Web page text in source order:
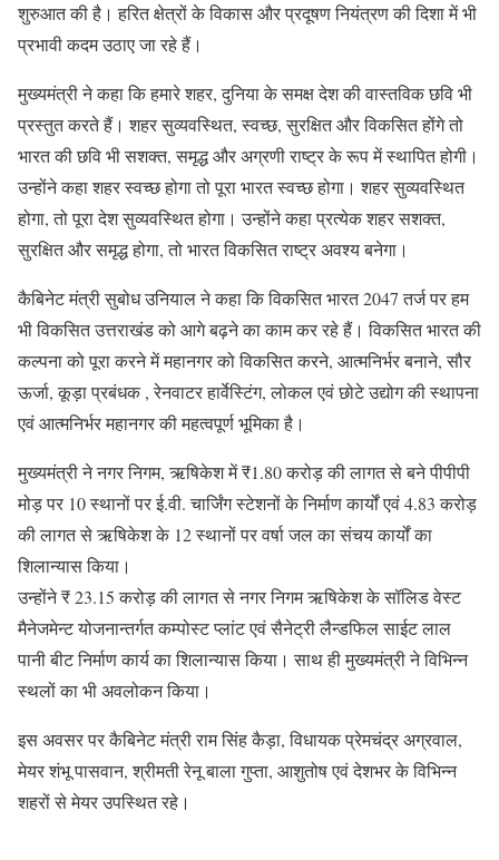
शुरुआत की है। हरित क्षेत्रों के विकास और प्रदूषण नियंत्रण की दिशा में भी
प्रभावी कदम उठाए जा रहे हैं।
मुख्यमंत्री ने कहा कि हमारे शहर, दुनिया के समक्ष देश की वास्तविक छवि भी
प्रस्तुत करते हैं। शहर सुव्यवस्थित, स्वच्छ, सुरक्षित और विकसित होंगे तो
भारत की छवि भी सशक्त, समृद्ध और अग्रणी राष्ट्र के रूप में स्थापित होगी।
उन्होंने कहा शहर स्वच्छ होगा तो पूरा भारत स्वच्छ होगा। शहर सुव्यवस्थित
होगा, तो पूरा देश सुव्यवस्थित होगा। उन्होंने कहा प्रत्येक शहर सशक्त,
सुरक्षित और समृद्ध होगा, तो भारत विकसित राष्ट्र अवश्य बनेगा।
कैबिनेट मंत्री सुबोध उनियाल ने कहा कि विकसित भारत 2047 तर्ज पर हम
भी विकसित उत्तराखंड को आगे बढ़ने का काम कर रहे हैं। विकसित भारत की
कल्पना को पूरा करने में महानगर को विकसित करने, आत्मनिर्भर बनाने, सौर
ऊर्जा, कूड़ा प्रबंधक , रेनवाटर हार्वेस्टिंग, लोकल एवं छोटे उद्योग की स्थापना
एवं आत्मनिर्भर महानगर की महत्वपूर्ण भूमिका है।
मुख्यमंत्री ने नगर निगम, ऋषिकेश में ₹1.80 करोड़ की लागत से बने पीपीपी
मोड़ पर 10 स्थानों पर ई.वी. चार्जिंग स्टेशनों के निर्माण कार्यों एवं 4.83 करोड़
की लागत से ऋषिकेश के 12 स्थानों पर वर्षा जल का संचय कार्यों का
शिलान्यास किया।
उन्होंने ₹ 23.15 करोड़ की लागत से नगर निगम ऋषिकेश के सॉलिड वेस्ट
मैनेजमेन्ट योजनान्तर्गत कम्पोस्ट प्लांट एवं सैनेट्री लैन्डफिल साईट लाल
पानी बीट निर्माण कार्य का शिलान्यास किया। साथ ही मुख्यमंत्री ने विभिन्न
स्थलों का भी अवलोकन किया।
इस अवसर पर कैबिनेट मंत्री राम सिंह कैड़ा, विधायक प्रेमचंद्र अग्रवाल,
मेयर शंभू पासवान, श्रीमती रेनू बाला गुप्ता, आशुतोष एवं देशभर के विभिन्न
शहरों से मेयर उपस्थित रहे।